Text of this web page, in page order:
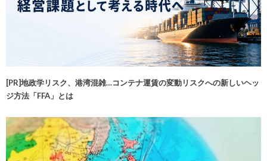
[PR]地政学リスク、港湾混雑…コンテナ運賃の変動リスクへの新しいヘッ
ジ方法「FFA」とは